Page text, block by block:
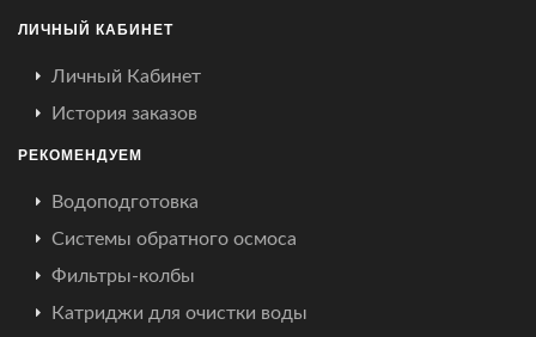
ЛИЧНЫЙ КАБИНЕТ
Личный Кабинет
История заказов
РЕКОМЕНДУЕМ
Водоподготовка
Системы обратного осмоса
Фильтры-колбы
Катриджи для очистки воды